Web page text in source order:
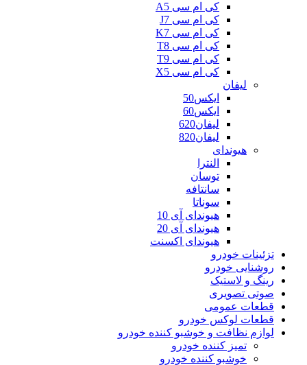
کی ام سی A5
کی ام سی J7
کی ام سی K7
کی ام سی T8
کی ام سی T9
کی ام سی X5
لیفان
ایکس50
ایکس60
لیفان620
لیفان820
هیوندای
النترا
توسان
سانتافه
سوناتا
هیوندای آی 10
هیوندای آی 20
هیوندای اکسنت
تزئینات خودرو
روشنایی خودرو
رینگ و لاستیک
صوتی تصویری
قطعات عمومی
قطعات لوکس خودرو
لوازم نظافت و خوشبو کننده خودرو
تمیز کننده خودرو
خوشبو کننده خودرو